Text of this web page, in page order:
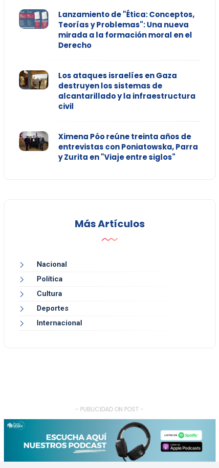
Lanzamiento de "Ética: Conceptos,
Teorías y Problemas": Una nueva
mirada a la formación moral en el
Derecho
Los ataques israelíes en Gaza
destruyen los sistemas de
alcantarillado y la infraestructura
civil
Ximena Póo reúne treinta años de
entrevistas con Poniatowska, Parra
y Zurita en "Viaje entre siglos"
Más Artículos
Nacional
Política
Cultura
Deportes
Internacional
- PUBLICIDAD ON POST -